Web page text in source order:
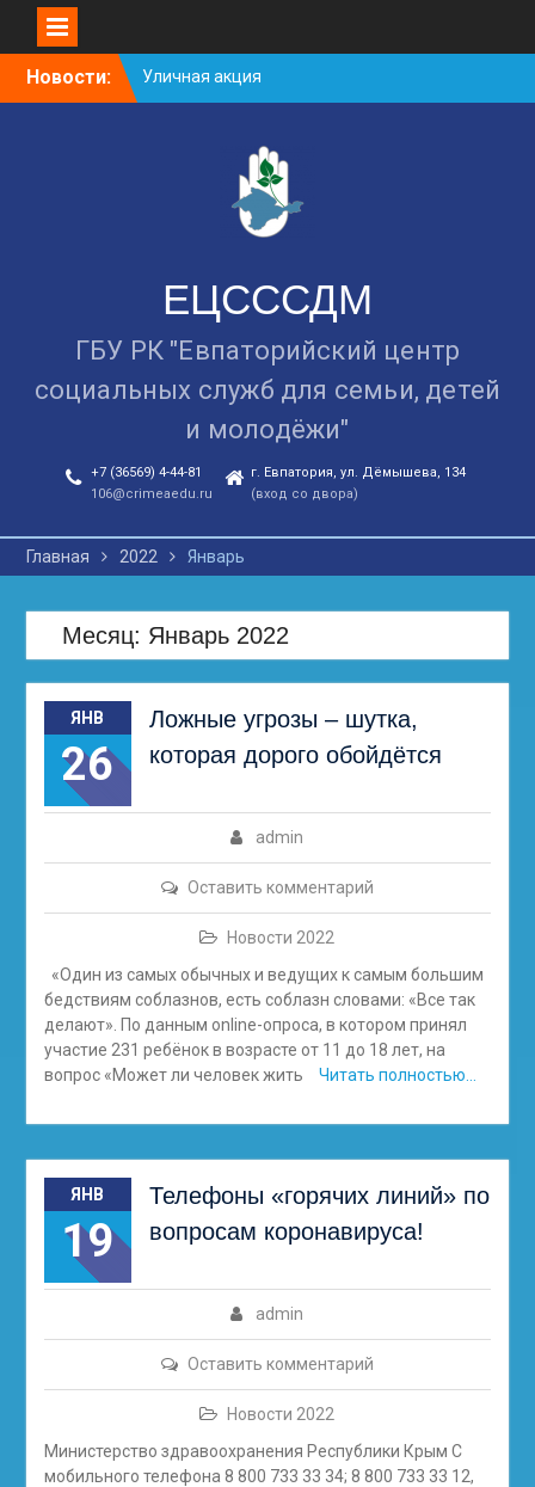
SkipНовости:
«Здоровью — ДА!
Наркотикам — НЕТ!»
Занятие в рамках школы
Cоциологический опрос
граждан старше 55 лет по
вопросам занятости
ЕЦСССДМ
ГБУ РК "Евпаторийский центр
социальных служб для семьи, детей
и молодёжи"
+7 (36569) 4-44-81
106@crimeaedu.ru
г. Евпатория, ул. Дёмышева, 134
(вход со двора)
Главная 2022 Январь
Месяц: Январь 2022
ЯНВ
26
Ложные угрозы – шутка,
которая дорого обойдётся
admin
Оставить комментарий
Новости 2022
«Один из самых обычных и ведущих к самым большим
бедствиям соблазнов, есть соблазн словами: «Все так
делают». По данным online-опроса, в котором принял
участие 231 ребёнок в возрасте от 11 до 18 лет, на
вопрос «Может ли человек жить
Читать полностью…
ЯНВ
19
Телефоны «горячих линий» по
вопросам коронавируса!
admin
Оставить комментарий
Новости 2022
Министерство здравоохранения Республики Крым С
мобильного телефона 8 800 733 33 34; 8 800 733 33 12,